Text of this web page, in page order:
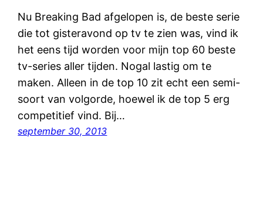
Nu Breaking Bad afgelopen is, de beste serie
die tot gisteravond op tv te zien was, vind ik
het eens tijd worden voor mijn top 60 beste
tv-series aller tijden. Nogal lastig om te
maken. Alleen in de top 10 zit echt een semi-
soort van volgorde, hoewel ik de top 5 erg
competitief vind. Bij…
september 30, 2013